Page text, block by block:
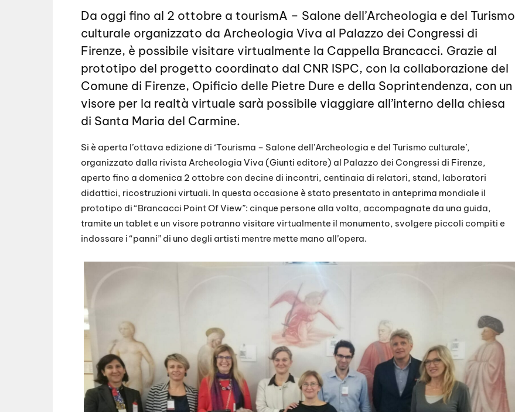
o
d
e
RSS FEED
LINK
EMBED
Da oggi fino al 2 ottobre a tourismA – Salone dell’Archeologia e del Turismo
culturale organizzato da Archeologia Viva al Palazzo dei Congressi di
Firenze, è possibile visitare virtualmente la Cappella Brancacci. Grazie al
prototipo del progetto coordinato dal CNR ISPC, con la collaborazione del
Comune di Firenze, Opificio delle Pietre Dure e della Soprintendenza, con un
visore per la realtà virtuale sarà possibile viaggiare all’interno della chiesa
di Santa Maria del Carmine.
Si è aperta l’ottava edizione di ‘Tourisma – Salone dell’Archeologia e del Turismo culturale’,
organizzato dalla rivista Archeologia Viva (Giunti editore) al Palazzo dei Congressi di Firenze,
aperto fino a domenica 2 ottobre con decine di incontri, centinaia di relatori, stand, laboratori
didattici, ricostruzioni virtuali. In questa occasione è stato presentato in anteprima mondiale il
prototipo di “Brancacci Point Of View”: cinque persone alla volta, accompagnate da una guida,
tramite un tablet e un visore potranno visitare virtualmente il monumento, svolgere piccoli compiti e
indossare i “panni” di uno degli artisti mentre mette mano all’opera.